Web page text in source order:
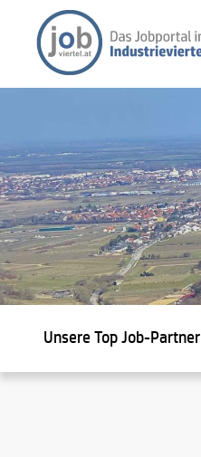
Unsere Top Job-Partner